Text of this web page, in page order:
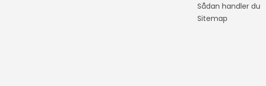
Sådan handler du
Sitemap